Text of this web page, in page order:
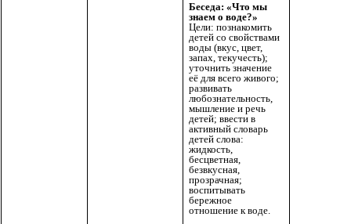
Беседа: «Что мы
знаем о воде?»
Цели: познакомить
детей со свойствами
воды (вкус, цвет,
запах, текучесть);
уточнить значение
её для всего живого;
развивать
любознательность,
мышление и речь
детей; ввести в
активный словарь
детей слова:
жидкость,
бесцветная,
безвкусная,
прозрачная;
воспитывать
бережное
отношение к воде.